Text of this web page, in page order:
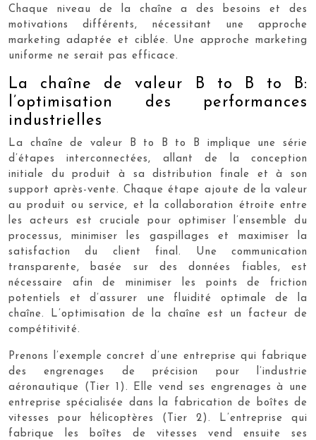
Chaque niveau de la chaîne a des besoins et des
motivations différents, nécessitant une approche
marketing adaptée et ciblée. Une approche marketing
uniforme ne serait pas efficace.
La chaîne de valeur B to B to B:
l’optimisation des performances
industrielles
La chaîne de valeur B to B to B implique une série
d’étapes interconnectées, allant de la conception
initiale du produit à sa distribution finale et à son
support après-vente. Chaque étape ajoute de la valeur
au produit ou service, et la collaboration étroite entre
les acteurs est cruciale pour optimiser l’ensemble du
processus, minimiser les gaspillages et maximiser la
satisfaction du client final. Une communication
transparente, basée sur des données fiables, est
nécessaire afin de minimiser les points de friction
potentiels et d’assurer une fluidité optimale de la
chaîne. L’optimisation de la chaîne est un facteur de
compétitivité.
Prenons l’exemple concret d’une entreprise qui fabrique
des engrenages de précision pour l’industrie
aéronautique (Tier 1). Elle vend ses engrenages à une
entreprise spécialisée dans la fabrication de boîtes de
vitesses pour hélicoptères (Tier 2). L’entreprise qui
fabrique les boîtes de vitesses vend ensuite ses